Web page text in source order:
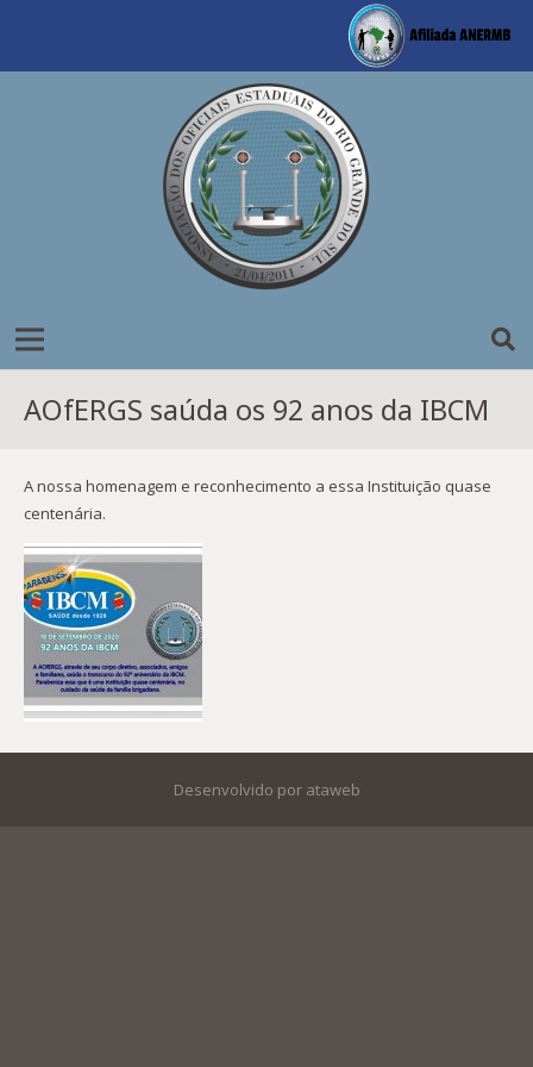
AOfERGS saúda os 92 anos da IBCM
A nossa homenagem e reconhecimento a essa Instituição quase
centenária.
Desenvolvido por ataweb